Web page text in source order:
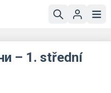
– 1. střední